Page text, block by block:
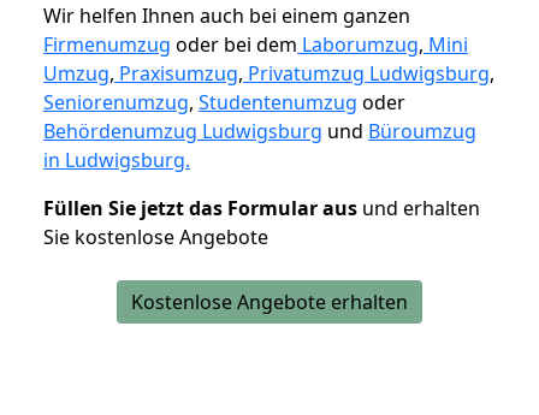
Wir helfen Ihnen auch bei einem ganzen
Firmenumzug oder bei dem Laborumzug, Mini
Umzug, Praxisumzug, Privatumzug Ludwigsburg,
Seniorenumzug, Studentenumzug oder
Behördenumzug Ludwigsburg und Büroumzug
in Ludwigsburg.
Füllen Sie jetzt das Formular aus und erhalten
Sie kostenlose Angebote
Kostenlose Angebote erhalten